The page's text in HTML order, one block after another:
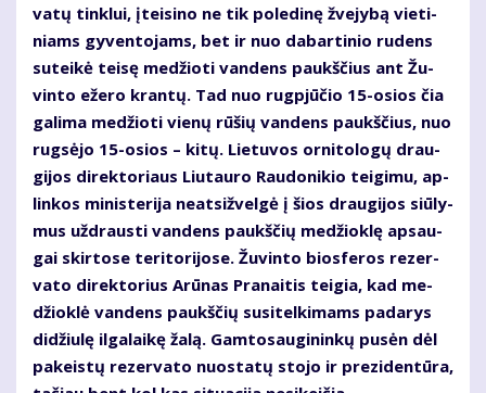
va­tų tin­klui, įtei­si­no ne tik po­le­di­nę žve­jy­bą vie­ti­
niams gy­ven­to­jams, bet ir nuo da­bar­ti­nio ru­dens
su­tei­kė tei­sę me­džio­ti van­dens paukš­čius ant Žu­
vin­to eže­ro kran­tų. Tad nuo rug­pjū­čio 15-osios čia
ga­li­ma me­džio­ti vie­nų rū­šių van­dens paukš­čius, nuo
rug­sė­jo 15-osios – ki­tų. Lie­tu­vos or­ni­to­lo­gų drau­
gi­jos di­rek­to­riaus Liu­tau­ro Rau­do­ni­kio tei­gi­mu, ap­
lin­kos mi­nis­te­ri­ja neat­si­žvel­gė į šios drau­gi­jos siū­ly­
mus už­draus­ti van­dens paukš­čių me­džiok­lę ap­sau­
gai skir­to­se te­ri­to­ri­jo­se. Žu­vin­to bios­fe­ros re­zer­
va­to di­rek­to­rius Arū­nas Pra­nai­tis tei­gia, kad me­
džiok­lė van­dens paukš­čių su­si­tel­ki­mams pa­da­rys
di­džiu­lę il­ga­lai­kę ža­lą. Gam­to­sau­gi­nin­kų pu­sėn dėl
pa­keis­tų re­zer­va­to nuo­sta­tų sto­jo ir pre­zi­den­tū­ra,